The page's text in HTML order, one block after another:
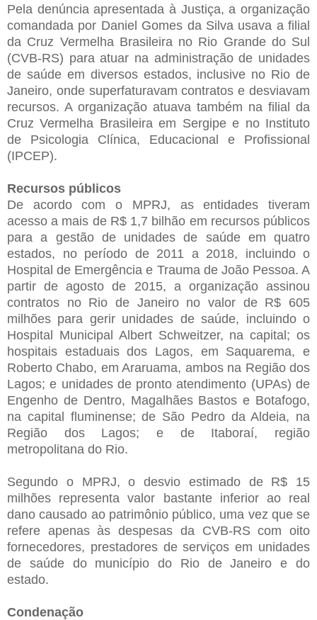
Pela denúncia apresentada à Justiça, a organização
comandada por Daniel Gomes da Silva usava a filial
da Cruz Vermelha Brasileira no Rio Grande do Sul
(CVB-RS) para atuar na administração de unidades
de saúde em diversos estados, inclusive no Rio de
Janeiro, onde superfaturavam contratos e desviavam
recursos. A organização atuava também na filial da
Cruz Vermelha Brasileira em Sergipe e no Instituto
de Psicologia Clínica, Educacional e Profissional
(IPCEP).
Recursos públicos
De acordo com o MPRJ, as entidades tiveram
acesso a mais de R$ 1,7 bilhão em recursos públicos
para a gestão de unidades de saúde em quatro
estados, no período de 2011 a 2018, incluindo o
Hospital de Emergência e Trauma de João Pessoa. A
partir de agosto de 2015, a organização assinou
contratos no Rio de Janeiro no valor de R$ 605
milhões para gerir unidades de saúde, incluindo o
Hospital Municipal Albert Schweitzer, na capital; os
hospitais estaduais dos Lagos, em Saquarema, e
Roberto Chabo, em Araruama, ambos na Região dos
Lagos; e unidades de pronto atendimento (UPAs) de
Engenho de Dentro, Magalhães Bastos e Botafogo,
na capital fluminense; de São Pedro da Aldeia, na
Região dos Lagos; e de Itaboraí, região
metropolitana do Rio.
Segundo o MPRJ, o desvio estimado de R$ 15
milhões representa valor bastante inferior ao real
dano causado ao patrimônio público, uma vez que se
refere apenas às despesas da CVB-RS com oito
fornecedores, prestadores de serviços em unidades
de saúde do município do Rio de Janeiro e do
estado.
Condenação